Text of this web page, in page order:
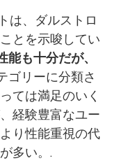
は、ダルストロ
とを示唆してい
も十分だが、
ゴリーに分類さ
ては満足のいく
経験豊富なユー
り性能重視の代
多い。.